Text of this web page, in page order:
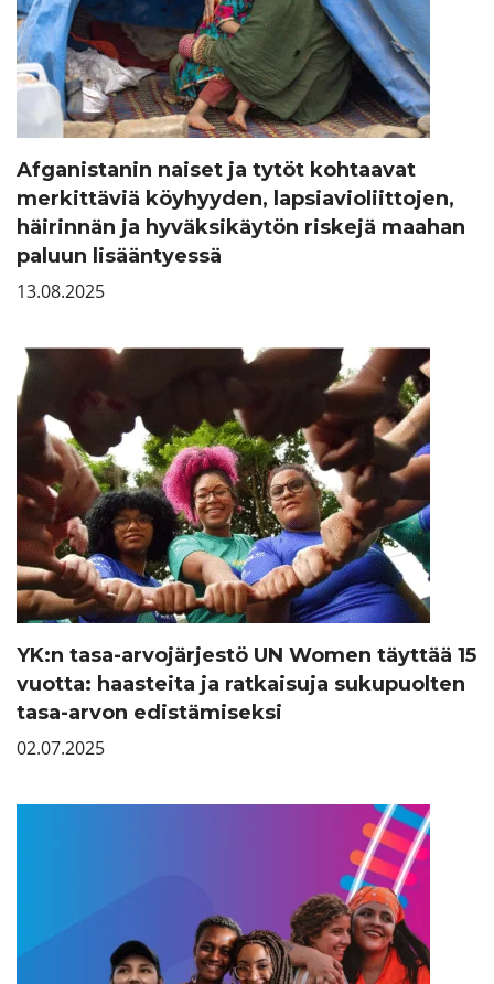
Afganistanin naiset ja tytöt kohtaavat
merkittäviä köyhyyden, lapsiavioliittojen,
häirinnän ja hyväksikäytön riskejä maahan
paluun lisääntyessä
13.08.2025
YK:n tasa-arvojärjestö UN Women täyttää 15
vuotta: haasteita ja ratkaisuja sukupuolten
tasa-arvon edistämiseksi
02.07.2025